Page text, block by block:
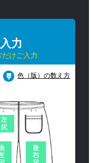
力
けご入力
色（版）の数え方